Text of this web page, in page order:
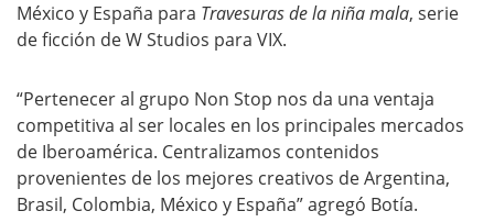
México y España para Travesuras de la niña mala, serie
de ficción de W Studios para VIX.
“Pertenecer al grupo Non Stop nos da una ventaja
competitiva al ser locales en los principales mercados
de Iberoamérica. Centralizamos contenidos
provenientes de los mejores creativos de Argentina,
Brasil, Colombia, México y España” agregó Botía.